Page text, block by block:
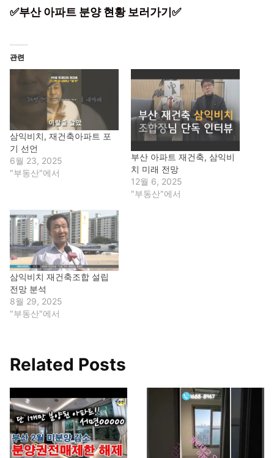
✅부산 아파트 분양 현황 보러가기✅
관련
삼익비치, 재건축아파트 포
기 선언
6월 23, 2025
"부동산"에서
부산 아파트 재건축, 삼익비
치 미래 전망
12월 6, 2025
"부동산"에서
삼익비치 재건축조합 설립
전망 분석
8월 29, 2025
"부동산"에서
Related Posts